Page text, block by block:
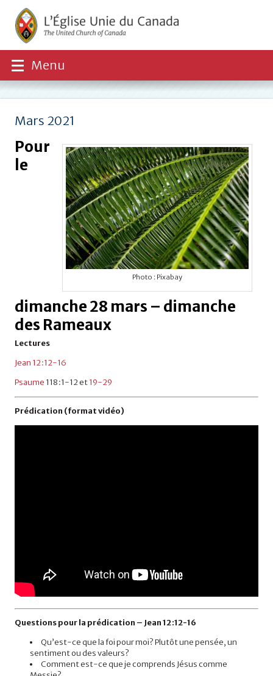
Menu
Mars 2021
Photo : Pixabay
Pour
le
dimanche28 mars – dimanche
des Rameaux
Lectures
Jean 12 :12-16
Psaume 118 :1-12 et19-29
Prédication (format vidéo)
Questions pour la prédication – Jean 12 :12-16
Qu’est-ce que la foi pour moi? Plutôt une pensée, un
sentiment ou des valeurs?
Comment est-ce que je comprends Jésus comme